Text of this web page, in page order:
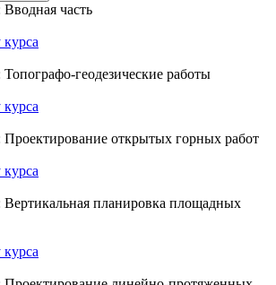
часть
геодезические работы
открытых горных работ
планировка площадных